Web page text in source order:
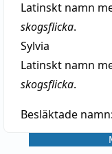
Latinskt namn
skogsflicka.
Sylvia
Latinskt namn
skogsflicka.
Besläktade namn: